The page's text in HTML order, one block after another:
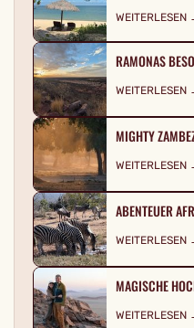
WEITERLESEN
RAMONAS
WEITERLESEN
MIGHTY
WEITERLESEN
ABENTEUER
WEITERLESEN
MAGISCHE
WEITERLESEN